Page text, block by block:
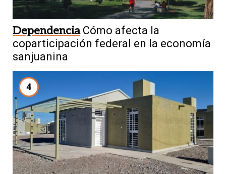
Dependencia Cómo afecta la
coparticipación federal en la economía
sanjuanina
4